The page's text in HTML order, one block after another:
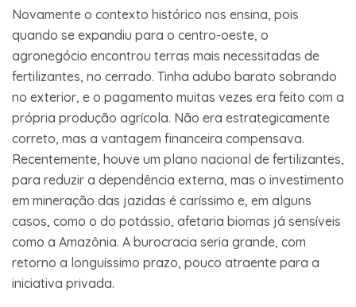
Novamente o contexto histórico nos ensina, pois
quando se expandiu para o centro-oeste, o
agronegócio encontrou terras mais necessitadas de
fertilizantes, no cerrado. Tinha adubo barato sobrando
no exterior, e o pagamento muitas vezes era feito com a
própria produção agrícola. Não era estrategicamente
correto, mas a vantagem financeira compensava.
Recentemente, houve um plano nacional de fertilizantes,
para reduzir a dependência externa, mas o investimento
em mineração das jazidas é caríssimo e, em alguns
casos, como o do potássio, afetaria biomas já sensíveis
como a Amazônia. A burocracia seria grande, com
retorno a longuíssimo prazo, pouco atraente para a
iniciativa privada.